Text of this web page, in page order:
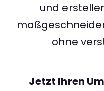
und
ohne
Jetzt Ihren